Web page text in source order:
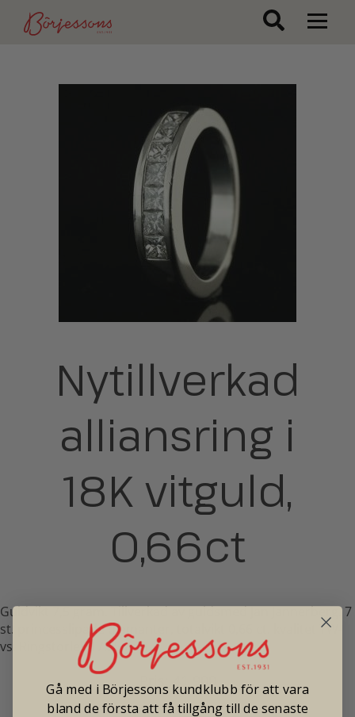
Nytillverkad
alliansring i
18K vitguld,
0,66ct
Guldvikt 7,5 gram. Tillverkad av guldsmed Jan Jannerberg. 7
st. princesslipade diamanter, totalvikt 0,66 ct. kvalitet TW-
vs. Ringstorlek 17,25 mm.
Pris: 41 900
Gå med i Börjessons kundklubb för att vara
bland de första att få tillgång till de senaste